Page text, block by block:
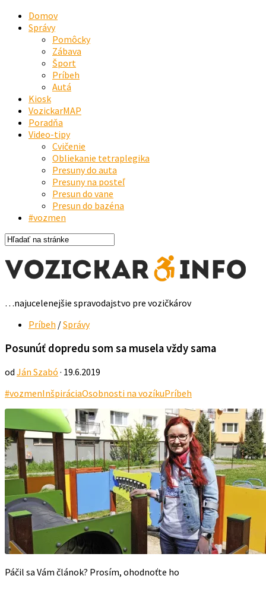
Domov
Správy
Pomôcky
Zábava
Šport
Príbeh
Autá
Kiosk
VozickarMAP
Poradňa
Video-tipy
Cvičenie
Obliekanie tetraplegika
Presuny do auta
Presuny na posteľ
Presun do vane
Presun do bazéna
#vozmen
…najucelenejšie spravodajstvo pre vozičkárov
Príbeh /Správy
Posunúť dopredu som sa musela vždy sama
od Ján Szabó · 19.6.2019
#vozmenInšpiráciaOsobnosti na vozíkuPríbeh
Páčil sa Vám článok? Prosím, ohodnoťte ho